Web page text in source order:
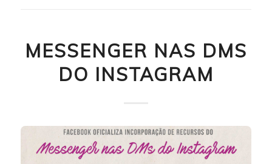
MESSENGER NAS DMS
DO INSTAGRAM